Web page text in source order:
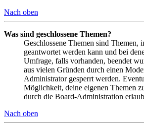
Nach oben
Was sind geschlossene Themen?
Geschlossene Themen sind Themen,
geantwortet werden kann und bei
Umfrage, falls vorhanden, beendet
aus vielen Gründen durch einen
Administrator gesperrt werden.
Möglichkeit, deine eigenen Themen
durch die Board-Administration
Nach oben